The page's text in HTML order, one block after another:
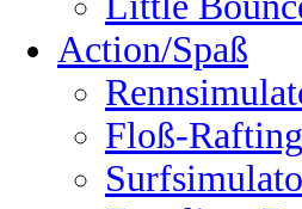
Action/Spaß
Floß-Rafting